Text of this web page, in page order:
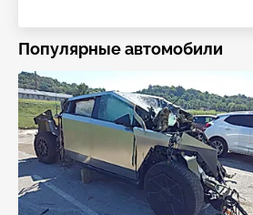
Популярные автомобили